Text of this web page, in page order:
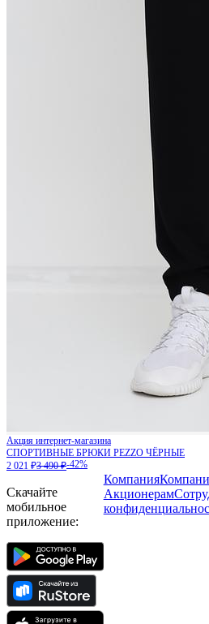
Акция интернет-магазина
СПОРТИВНЫЕ БРЮКИ PEZZO ЧЁРНЫЕ
2 021 ₽3 490 ₽-42%
Скачайте
мобильное
приложение:
Компания
Акционерам